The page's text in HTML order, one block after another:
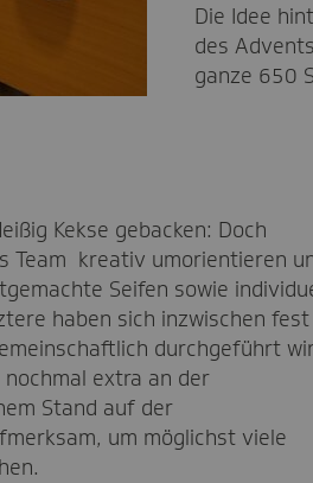
Die Idee
des
ganze 650
Kekse gebacken: Doch
Team kreativ umorientieren
Seifen sowie
haben sich inzwischen fest
durchgeführt
nochmal extra an der
Stand auf der
um möglichst viele